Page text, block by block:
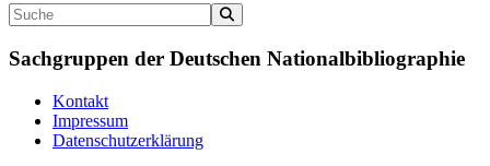
Sachgruppen der Deutschen Nationalbibliographie
Kontakt
Impressum
Datenschutzerklärung